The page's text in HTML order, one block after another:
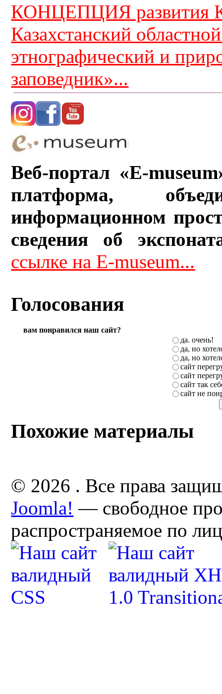
КОНЦЕПЦИЯ развития
Казахстанский
этнографический и
заповедник»...
Веб-портал «E-
платформа,
информационном
сведения об
ссылке на E-museum...
Голосования
вам понравился наш сайт?
да. очень!
да, но
да, но
сайт
сайт
сайт так
сайт не
Похожие материалы
© 2026 . Все права
Joomla! — свободное
распространяемое по